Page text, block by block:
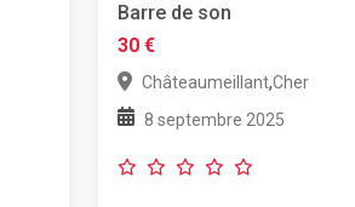
Barre de son
30 €
Châteaumeillant,Cher
8 septembre 2025